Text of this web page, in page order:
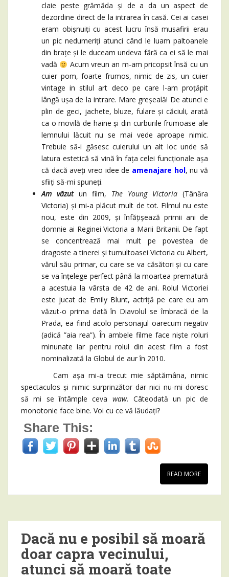
claie peste grămăda și de a da un aspect de
dezordine direct de la intrarea în casă. Cei ai casei
eram obișnuiți cu acest lucru însă musafirii erau
un pic nedumeriți atunci când le luam paltoanele
din brațe și le duceam undeva fără ca ei să le mai
vadă
Acum vreun an m-am pricopsit însă cu un
cuier pom, foarte frumos, nimic de zis, un cuier
vintage in stilul art deco pe care l-am proțăpit
lângă ușa de la intrare. Mare greșeală! De atunci e
plin de geci, jachete, bluze, fulare și căciuli, arată
ca o movilă de haine și din curburile frumoase ale
lemnului lăcuit nu se mai vede aproape nimic.
Trebuie să-i găsesc cuierului un alt loc unde să
latura estetică să vină în fața celei funcționale așa
că dacă aveți vreo idee de amenajare hol, nu vă
sfiiți să-mi spuneți.
Am văzut un film, The Young Victoria (Tânăra
Victoria) și mi-a plăcut mult de tot. Filmul nu este
nou, este din 2009, și înfățișează primii ani de
domnie ai Reginei Victoria a Marii Britanii. De fapt
se concentrează mai mult pe povestea de
dragoste a tinerei și tumultoasei Victoria cu Albert,
vărul său primar, cu care se va căsători și cu care
se va înțelege perfect până la moartea prematură
a acestuia la vârsta de 42 de ani. Rolul Victoriei
este jucat de Emily Blunt, actriță pe care eu am
văzut-o prima dată în Diavolul se îmbracă de la
Prada, ea fiind acolo personajul oarecum negativ
(adică ”aia rea”). În ambele filme face niște roluri
minunate iar pentru rolul din acest film a fost
nominalizată la Globul de aur în 2010.
Cam așa mi-a trecut mie săptămâna, nimic
spectaculos și nimic surprinzător dar nici nu-mi doresc
să mi se întâmple ceva waw. Câteodată un pic de
monotonie face bine. Voi cu ce vă lăudați?
Share This:
READ MORE
Dacă nu e posibil să moară
doar capra vecinului,
atunci să moară toate